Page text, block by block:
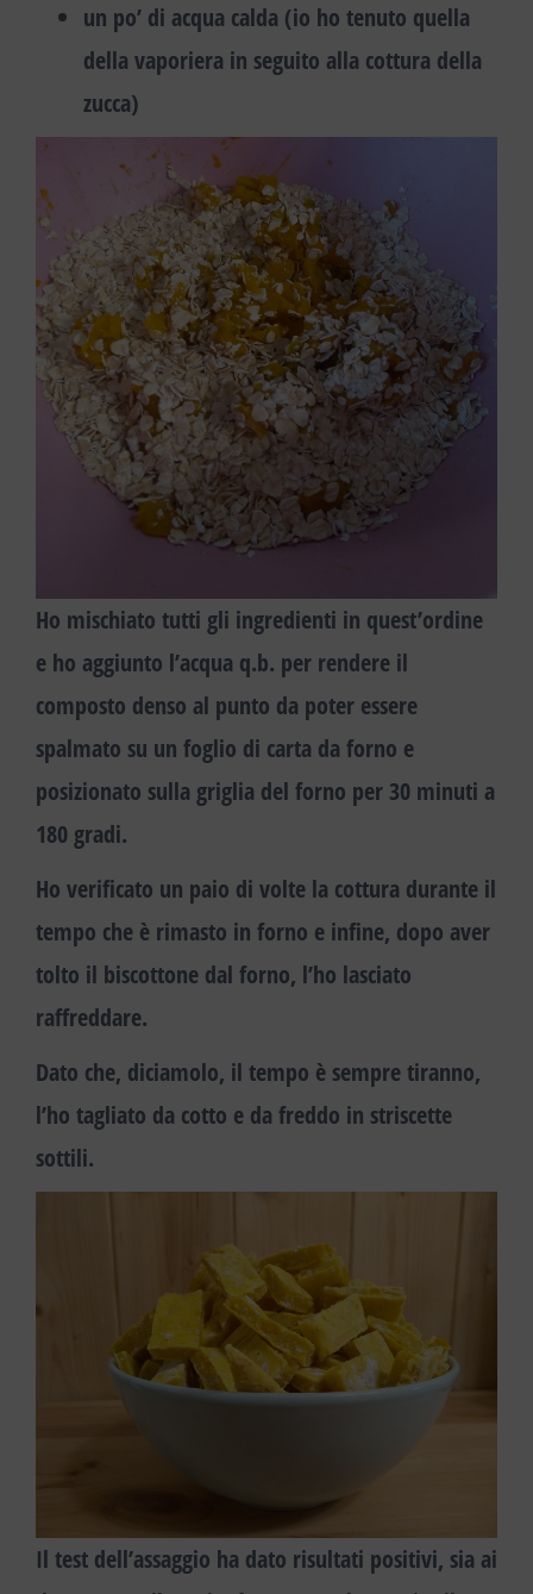
un po’ di acqua calda (io ho tenuto quella
della vaporiera in seguito alla cottura della
zucca)
Ho mischiato tutti gli ingredienti in quest’ordine
e ho aggiunto l’acqua q.b. per rendere il
composto denso al punto da poter essere
spalmato su un foglio di carta da forno e
posizionato sulla griglia del forno per 30 minuti a
180 gradi.
Ho verificato un paio di volte la cottura durante il
tempo che è rimasto in forno e infine, dopo aver
tolto il biscottone dal forno, l’ho lasciato
raffreddare.
Dato che, diciamolo, il tempo è sempre tiranno,
l’ho tagliato da cotto e da freddo in striscette
sottili.
Il test dell’assaggio ha dato risultati positivi, sia ai